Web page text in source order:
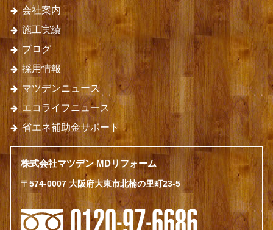
会社案内
施工実績
ブログ
採用情報
マツデンニュース
エコライフニュース
省エネ補助金サポート
株式会社マツデン MDリフォーム
〒574-0007 大阪府大東市北楠の里町23-5